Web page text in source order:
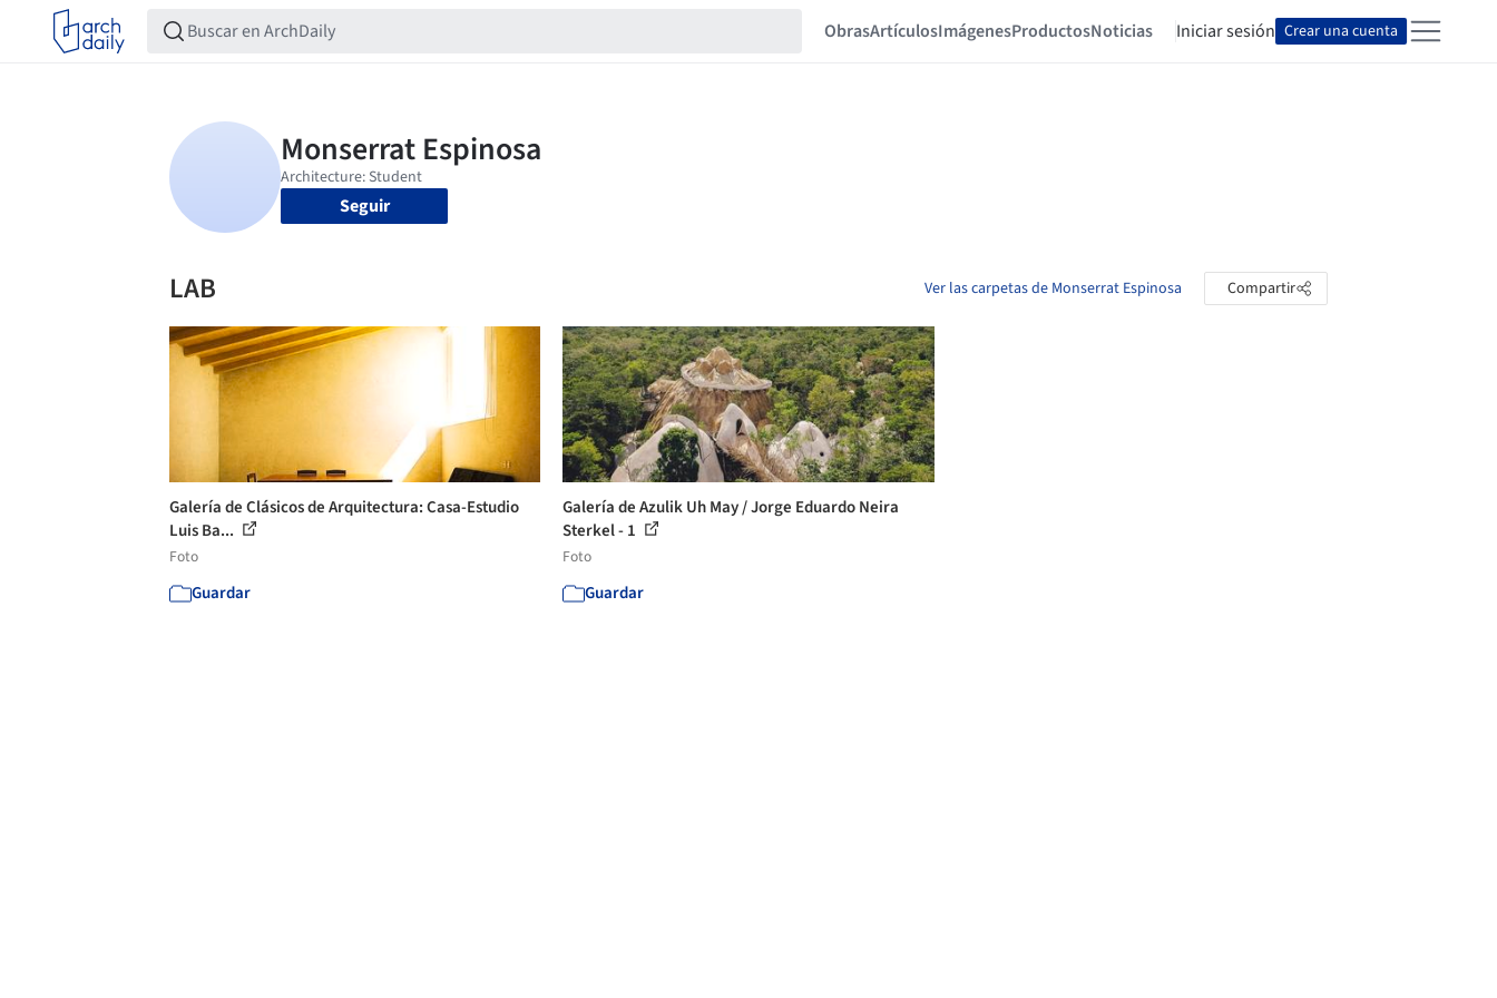
ObrasArtículosImágenesProductosNoticias Iniciar sesión Crear una cuenta
Seguir
LAB Ver las carpetas de Monserrat Espinosa Compartir
Galería de Clásicos de Arquitectura: Casa-Estudio
Luis Ba...
Foto
Guardar
Galería de Azulik Uh May / Jorge Eduardo Neira
Sterkel - 1
Foto
Guardar